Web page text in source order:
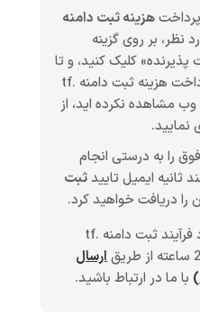
هزینه ثبت دامنه
نظر، بر روی گزینه
کلیک کنید، و تا
زمانی که کد تایید پرداخت هزینه ثبت دامنه .tf
مشاهده نکرده اید، از
را به درستی انجام
ثانیه ایمیل تاییدثبت
را دریافت خواهید کرد.
در صورتی که سوالی در مورد فرآیند ثبت دامنه .tf
ارسال
با ما در ارتباط باشید.